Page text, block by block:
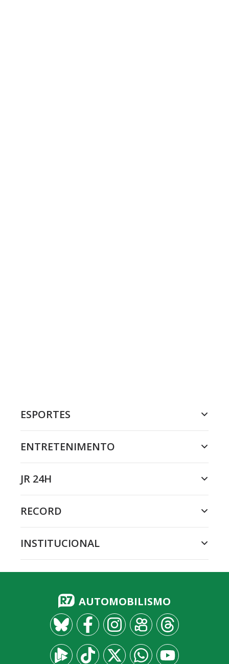
ESPORTES
ENTRETENIMENTO
JR 24H
RECORD
INSTITUCIONAL
AUTOMOBILISMO